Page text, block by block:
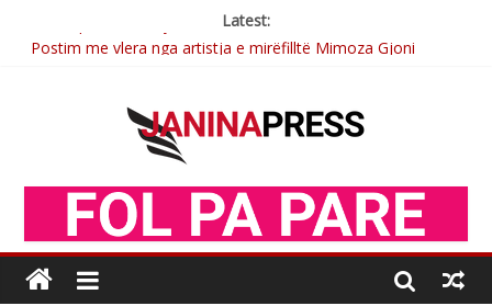
Latest:
Postim me vlera nga artistja e mirëfilltë Mimoza Gjoni
Brahim Çekaj njē veprimtar i respektuar i çeshtjës kombëtare
Sulm , pse të dua ty